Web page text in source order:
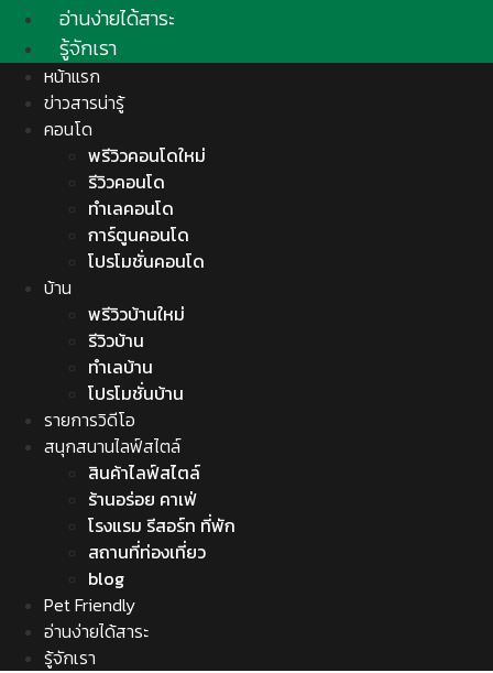
อ่านง่ายได้สาระ
รู้จักเรา
หน้าแรก
ข่าวสารน่ารู้
คอนโด
พรีวิวคอนโดใหม่
รีวิวคอนโด
ทำเลคอนโด
การ์ตูนคอนโด
โปรโมชั่นคอนโด
บ้าน
พรีวิวบ้านใหม่
รีวิวบ้าน
ทำเลบ้าน
โปรโมชั่นบ้าน
รายการวิดีโอ
สนุกสนานไลฟ์สไตล์
สินค้าไลฟ์สไตล์
ร้านอร่อย คาเฟ่
โรงแรม รีสอร์ท ที่พัก
สถานที่ท่องเที่ยว
blog
Pet Friendly
อ่านง่ายได้สาระ
รู้จักเรา